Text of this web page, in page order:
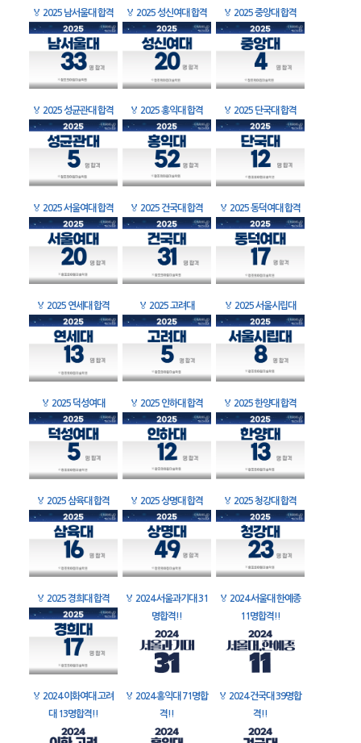
🏅 2025 남서울대 합격 🏅 2025 성신여대 합격 🏅 2025 중앙대 합격
🏅 2025 성균관대 합격 🏅 2025 홍익대 합격 🏅 2025 단국대 합격
🏅 2025 서울여대 합격 🏅 2025 건국대 합격 🏅 2025 동덕여대 합격
🏅 2025 연세대 합격 🏅 2025 고려대 🏅 2025 서울시립대
🏅 2025 덕성여대 🏅 2025 인하대 합격 🏅 2025 한양대 합격
🏅 2025 삼육대 합격 🏅 2025 상명대 합격 🏅 2025 청강대 합격
🏅 2025 경희대 합격 🏅 2024 서울과기대 31
명합격!!
🏅 2024 서울대 한예종
11명합격!!
🏅 2024 이화여대 고려
대 13명합격!!
🏅 2024 홍익대 71명합
격!!
🏅 2024 건국대 39명합
격!!